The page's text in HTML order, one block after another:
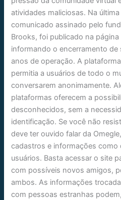
atividades maliciosas. Na
comunicado assinado pelo
Brooks, foi publicado na
informando o encerramento de
anos de operação. A
permitia a usuários de todo o
conversarem anonimamente.
plataformas oferecem a
desconhecidos, sem a
identificação. Se você não
deve ter ouvido falar da
cadastros e informações como
usuários. Basta acessar o site
com possíveis novos amigos,
ambos. As informações
com pessoas estranhas